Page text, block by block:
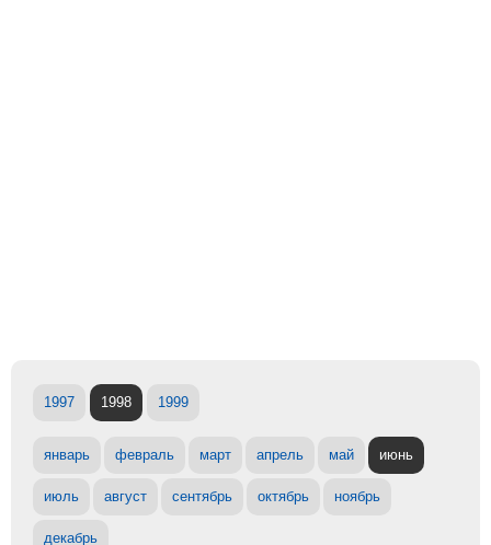
1997 1998 1999
январь февраль март апрель май июнь
июль август сентябрь октябрь ноябрь
декабрь